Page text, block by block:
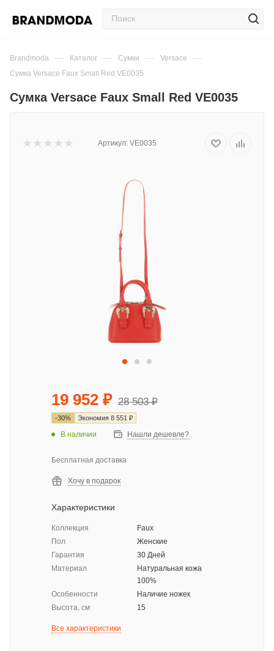
Brandmoda — Каталог — Сумки — Versace —
Сумка Versace Faux Small Red VE0035
Сумка Versace Faux Small Red VE0035
Артикул: VE0035
19 952 ₽ 28 503₽
-30% Экономия 8 551 ₽
В наличии Нашли дешевле?
Бесплатная доставка
Хочу в подарок
Характеристики
Коллекция
Faux
Пол
Женские
Гарантия
30 Дней
Материал
Натуральная кожа
100%
Особенности
Наличие ножек
Высота, см
15
Все характеристики